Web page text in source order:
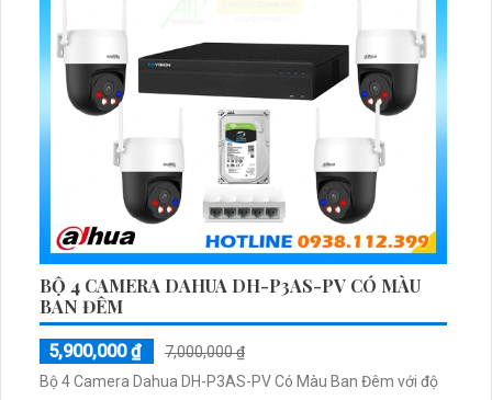
BỘ 4 CAMERA DAHUA DH-P3AS-PV CÓ MÀU
BAN ĐÊM
5,900,000 ₫
7,000,000 ₫
Bộ 4 Camera Dahua DH-P3AS-PV Có Màu Ban Đêm với độ